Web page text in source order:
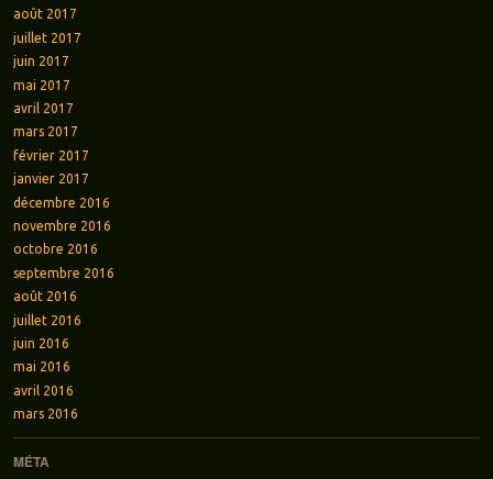
août 2017
juillet 2017
juin 2017
mai 2017
avril 2017
mars 2017
février 2017
janvier 2017
décembre 2016
novembre 2016
octobre 2016
septembre 2016
août 2016
juillet 2016
juin 2016
mai 2016
avril 2016
mars 2016
MÉTA